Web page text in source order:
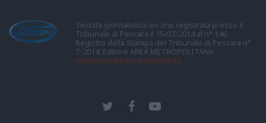
Testata giornalistica on-line registrata presso il
Tribunale di Pescara il 15/07/2014 al n° 146
Registro della Stampa del Tribunale di Pescara n°
7-2014. Editore AREA METROPOLITANA
redazione@pescarasport24.it